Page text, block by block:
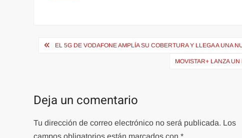
Navegación
EL 5G DE VODAFONE AMPLÍA SU COBERTURA Y LLEGA A UNA
MOVISTAR+ LANZA
Deja un comentario
Tu dirección de correo electrónico no será publicada. Los